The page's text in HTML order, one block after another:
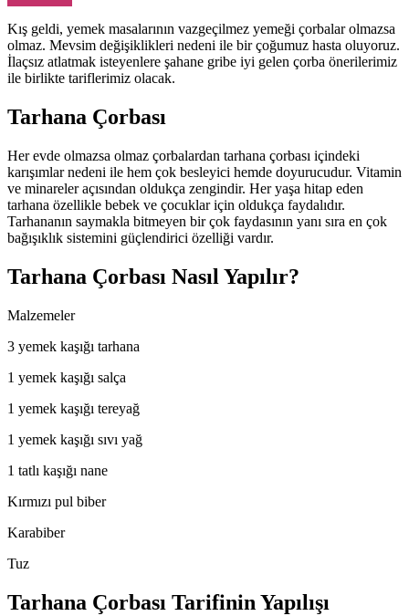
Kış geldi, yemek masalarının vazgeçilmez yemeği çorbalar olmazsa
olmaz. Mevsim değişiklikleri nedeni ile bir çoğumuz hasta oluyoruz.
İlaçsız atlatmak isteyenlere şahane gribe iyi gelen çorba önerilerimiz
ile birlikte tariflerimiz olacak.
Tarhana Çorbası
Her evde olmazsa olmaz çorbalardan tarhana çorbası içindeki
karışımlar nedeni ile hem çok besleyici hemde doyurucudur. Vitamin
ve minareler açısından oldukça zengindir. Her yaşa hitap eden
tarhana özellikle bebek ve çocuklar için oldukça faydalıdır.
Tarhananın saymakla bitmeyen bir çok faydasının yanı sıra en çok
bağışıklık sistemini güçlendirici özelliği vardır.
Tarhana Çorbası Nasıl Yapılır?
Malzemeler
3 yemek kaşığı tarhana
1 yemek kaşığı salça
1 yemek kaşığı tereyağ
1 yemek kaşığı sıvı yağ
1 tatlı kaşığı nane
Kırmızı pul biber
Karabiber
Tuz
Tarhana Çorbası Tarifinin Yapılışı